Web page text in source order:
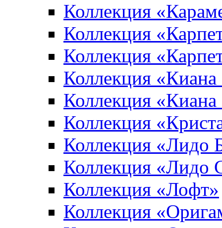
Коллекция
Коллекция
Коллекция
Коллекция
Коллекция
Коллекция
Коллекция «Лидо
Коллекция «Лидо
Коллекция «Лофт»
Коллекция